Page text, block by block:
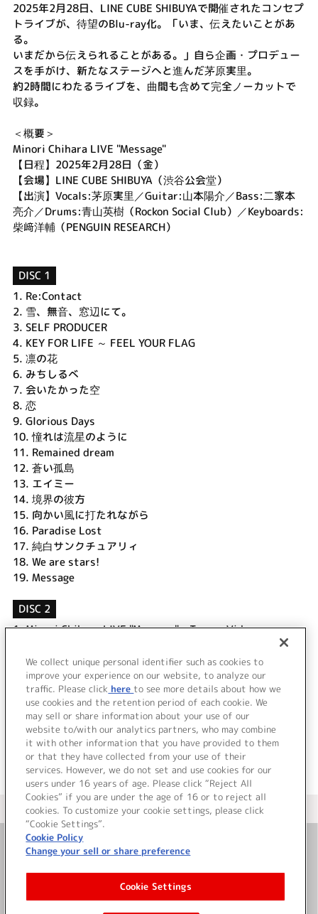
2025年2月28日、LINE CUBE SHIBUYAで開催されたコンセプ
トライブが、待望のBlu-ray化。「いま、伝えたいことがあ
る。
いまだから伝えられることがある。」自ら企画・プロデュー
スを手がけ、新たなステージへと進んだ茅原実里。
約2時間にわたるライブを、曲間も含めて完全ノーカットで
収録。
＜概要＞
Minori Chihara LIVE "Message"
【日程】2025年2月28日（金）
【会場】LINE CUBE SHIBUYA（渋谷公会堂）
【出演】Vocals:茅原実里／Guitar:山本陽介／Bass:二家本
亮介／Drums:青山英樹（Rockon Social Club）／Keyboards:
柴﨑洋輔（PENGUIN RESEARCH）
DISC 1
1. Re:Contact
2. 雪、無音、窓辺にて。
3. SELF PRODUCER
4. KEY FOR LIFE ～ FEEL YOUR FLAG
5. 凛の花
6. みちしるべ
7. 会いたかった空
8. 恋
9. Glorious Days
10. 憧れは流星のように
11. Remained dream
12. 蒼い孤島
13. エイミー
14. 境界の彼方
15. 向かい風に打たれながら
16. Paradise Lost
17. 純白サンクチュアリィ
18. We are stars!
19. Message
DISC 2
1.Minori Chihara LIVE "Message" – Teaser Video
雪、無音、窓辺にて。 – Lyric Video
Bonus Footage "Road to ..."
＜ BACK
＜ カタログサイト トップページへ
お問い合わせ
サイト利用について
We collect unique personal identifier such as cookies to
improve your experience on our website, to analyze our
traffic. Please click here to see more details about how we
use cookies and the retention period of each cookie. We
may sell or share information about your use of our
website to/with our analytics partners, who may combine
it with other information that you have provided to them
or that they have collected from your use of their
services. However, we do not set and use cookies for our
users under 16 years of age. Please click “Reject All
Cookies” if you are under the age of 16 or to reject all
cookies. To customize your cookie settings, please click
“Cookie Settings”.
Cookie Policy
Change your sell or share preference
Cookie Settings